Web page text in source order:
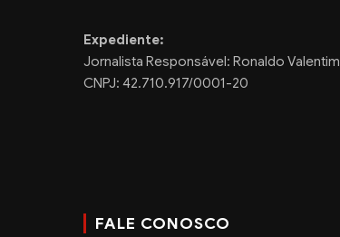
Expediente:
Jornalista Responsável: Ronaldo Valentim
CNPJ: 42.710.917/0001-20
FALE CONOSCO